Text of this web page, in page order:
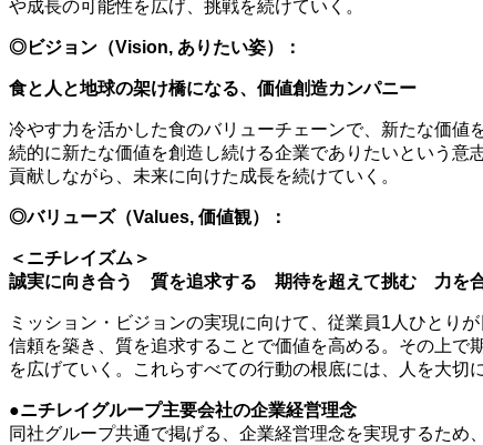
や成長の可能性を広げ、挑戦を続けていく。
◎ビジョン（Vision, ありたい姿）：
食と人と地球の架け橋になる、価値創造カンパニー
冷やす力を活かした食のバリューチェーンで、新たな価
続的に新たな価値を創造し続ける企業でありたいという
貢献しながら、未来に向けた成長を続けていく。
◎バリューズ（Values, 価値観）：
＜ニチレイズム＞
誠実に向き合う 質を追求する 期待を超えて挑む 力を
ミッション・ビジョンの実現に向けて、従業員1人ひとり
信頼を築き、質を追求することで価値を高める。その上
を広げていく。これらすべての行動の根底には、人を大切
●ニチレイグループ主要会社の企業経営理念
同社グループ共通で掲げる、企業経営理念を実現するた